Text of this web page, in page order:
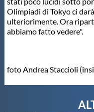
Olimpiadi di Tokyo ci
ulteriorimente. Ora
abbiamo fatto vedere".
foto Andrea Staccioli